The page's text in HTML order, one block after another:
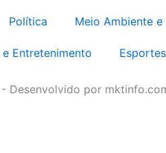
Política Meio Ambiente
Entretenimento Esportes
Desenvolvido por